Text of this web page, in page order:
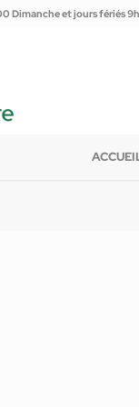
Dimanche et jours fériés